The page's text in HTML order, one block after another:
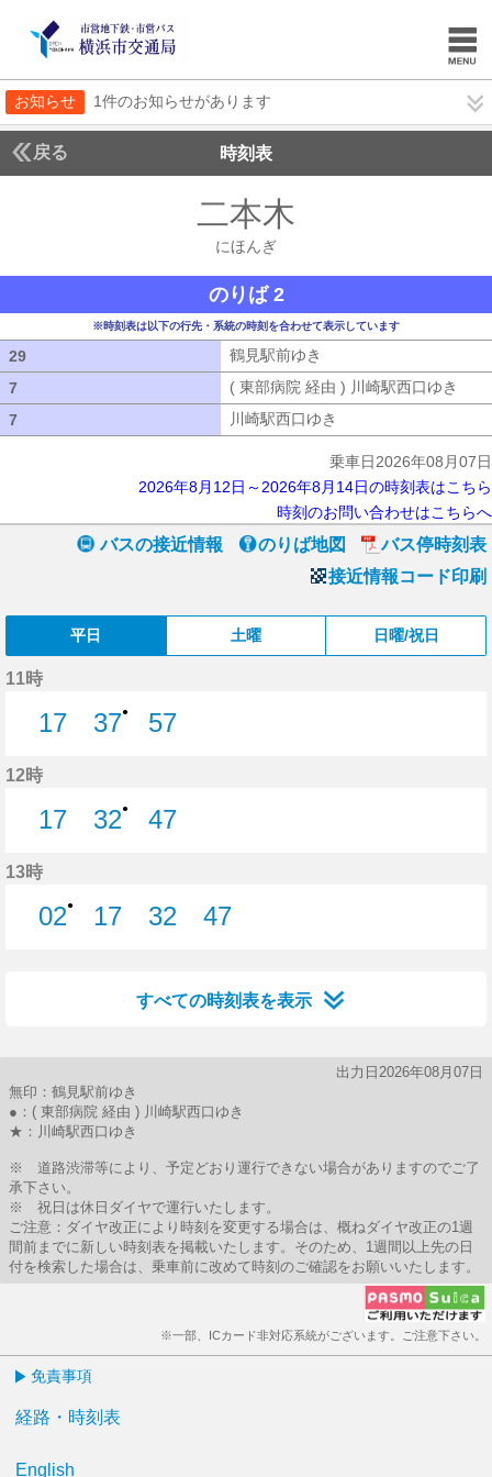
お知らせ 1件のお知らせがあります
戻る 時刻表
二本木
にほんぎ
のりば 2
※時刻表は以下の行先・系統の時刻を合わせて表示しています
29 鶴見駅前ゆき
7
( 東部病院 経由 ) 川崎駅西口ゆき
7
川崎駅西口ゆき
乗車日2026年08月07日
2026年8月12日～2026年8月14日の時刻表はこちら
時刻のお問い合わせはこちらへ
バスの接近情報 のりば地図
バス停時刻表
接近情報コード印刷
平日 土曜 日曜/祝日
11時
17
37●
57
12時
17
32●
47
13時
02●
17
32
47
すべての時刻表を表示
出力日2026年08月07日
無印：鶴見駅前ゆき
●：( 東部病院 経由 ) 川崎駅西口ゆき
★：川崎駅西口ゆき
※ 道路渋滞等により、予定どおり運行できない場合がありますのでご了
承下さい。
※ 祝日は休日ダイヤで運行いたします。
ご注意：ダイヤ改正により時刻を変更する場合は、概ねダイヤ改正の1週
間前までに新しい時刻表を掲載いたします。そのため、1週間以上先の日
付を検索した場合は、乗車前に改めて時刻のご確認をお願いいたします。
※一部、ICカード非対応系統がございます。ご注意下さい。
免責事項
経路・時刻表
English